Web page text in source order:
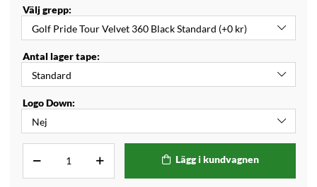
Välj grepp:
Antal lager tape:
Logo Down:
Lägg i kundvagnen